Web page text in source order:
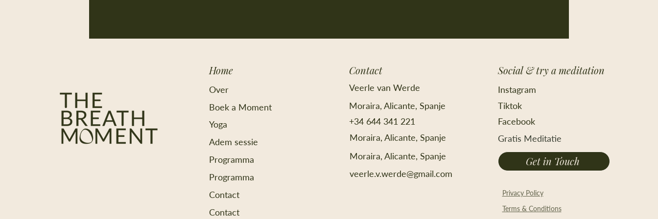
Home
Over
Boek a Moment
Yoga
Adem sessie
Programma
Programma
Contact
Contact
Contact
Veerle van Werde
Moraira, Alicante, Spanje
+34 644 341 221
Moraira, Alicante, Spanje
Moraira, Alicante, Spanje
veerle.v.werde@gmail.com
Social & try a meditation
Instagram
Tiktok
Facebook
Gratis Meditatie
Get in Touch
Privacy Policy
Terms & Conditions